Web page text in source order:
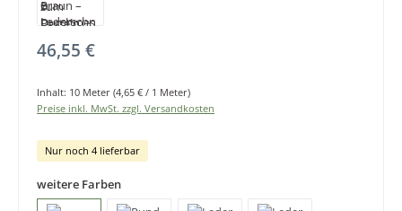
Regulärer Preis:
46,55 €
Inhalt: 10 Meter (4,65 € / 1 Meter)
Preise inkl. MwSt. zzgl. Versandkosten
Nur noch 4 lieferbar
weitere Farben